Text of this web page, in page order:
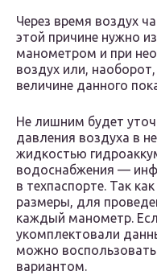
Через время воздух
этой причине нужно
манометром и при
воздух или,
величине данного
Не лишним будет
давления воздуха в
жидкостью
водоснабжения —
в техпаспорте. Так
размеры, для
каждый манометр.
укомплектовали
можно
вариантом.